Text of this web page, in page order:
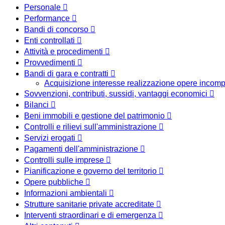
Personale
Performance
Bandi di concorso
Enti controllati
Attività e procedimenti
Provvedimenti
Bandi di gara e contratti
Acquisizione interesse realizzazione opere
Sovvenzioni, contributi, sussidi, vantaggi economici
Bilanci
Beni immobili e gestione del patrimonio
Controlli e rilievi sull'amministrazione
Servizi erogati
Pagamenti dell'amministrazione
Controlli sulle imprese
Pianificazione e governo del territorio
Opere pubbliche
Informazioni ambientali
Strutture sanitarie private accreditate
Interventi straordinari e di emergenza